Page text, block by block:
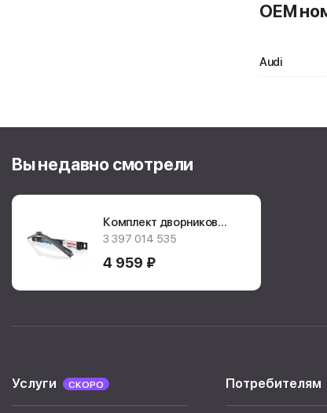
OEM
Audi
Вы недавно смотрели
Комплект дворников
Bosch AeroTwin
3 397 014 535
4 959 ₽
Услуги СКОРО Потребителям